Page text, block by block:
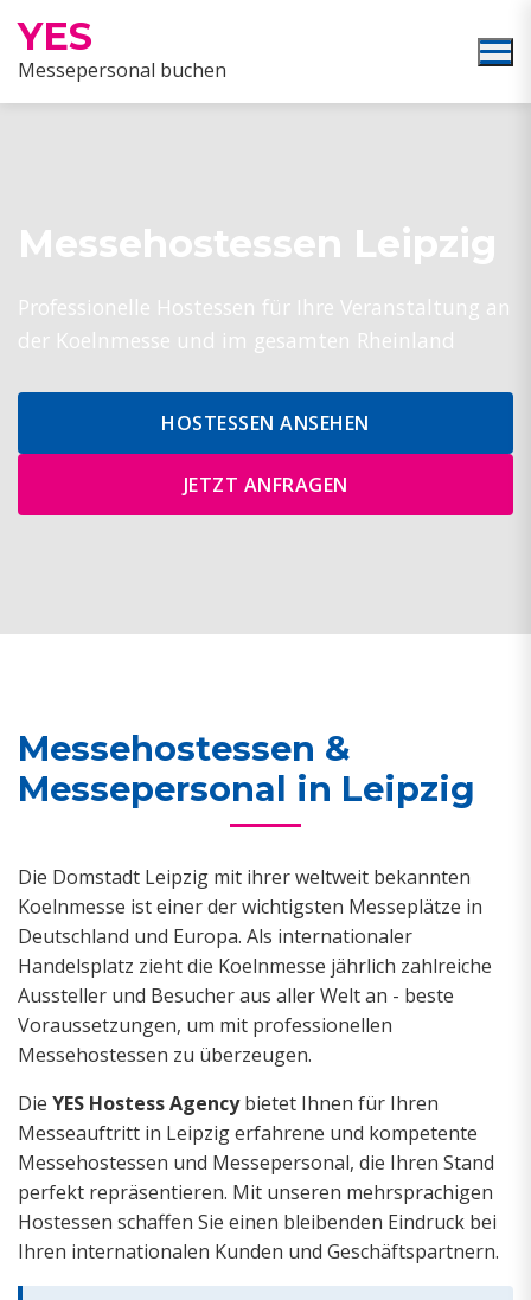
YES
Messepersonal buchen
Messehostessen Leipzig
Professionelle Hostessen für Ihre Veranstaltung an
der Koelnmesse und im gesamten Rheinland
HOSTESSEN ANSEHEN
JETZT ANFRAGEN
Messehostessen &
Messepersonal in Leipzig
Die Domstadt Leipzig mit ihrer weltweit bekannten
Koelnmesse ist einer der wichtigsten Messeplätze in
Deutschland und Europa. Als internationaler
Handelsplatz zieht die Koelnmesse jährlich zahlreiche
Aussteller und Besucher aus aller Welt an - beste
Voraussetzungen, um mit professionellen
Messehostessen zu überzeugen.
Die YES Hostess Agencybietet Ihnen für Ihren
Messeauftritt in Leipzig erfahrene und kompetente
Messehostessen und Messepersonal, die Ihren Stand
perfekt repräsentieren. Mit unseren mehrsprachigen
Hostessen schaffen Sie einen bleibenden Eindruck bei
Ihren internationalen Kunden und Geschäftspartnern.